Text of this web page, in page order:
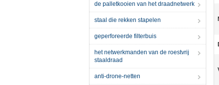
de palletkooien van het draadnetwerk
staal die rekken stapelen
geperforeerde filterbuis
het netwerkmanden van de roestvrij
staaldraad
anti-drone-netten